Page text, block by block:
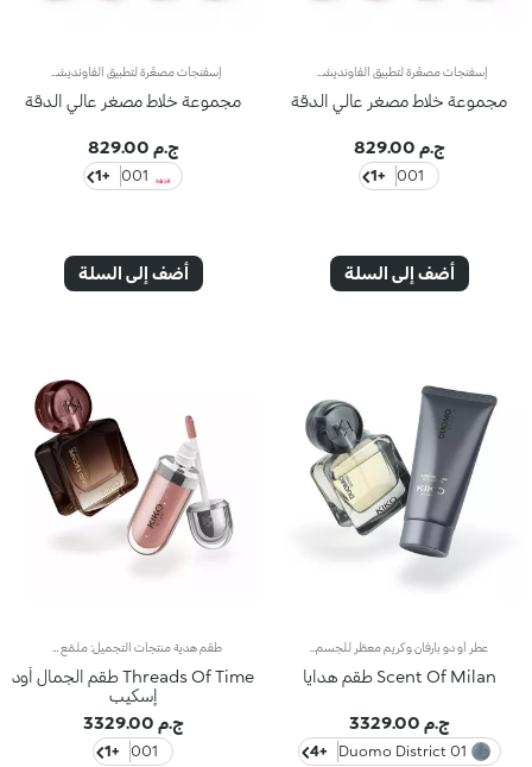
مجموعة خلاط مصغر عالي الدقة
ج.م 829.00
001
+1
أضف إلى السلة
مجموعة خلاط مصغر عالي الدقة
ج.م 829.00
001
+1
أضف إلى السلة
Scent Of Milan طقم هدايا
ج.م 3329.00
01 Duomo District
+4
Threads Of Time طقم الجمال أود
إسكيب
ج.م 3329.00
001
+1